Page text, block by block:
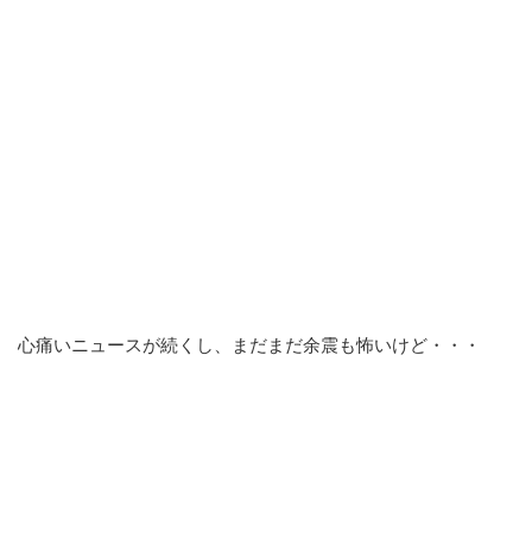
心痛いニュースが続くし、まだまだ余震も怖いけど・・・